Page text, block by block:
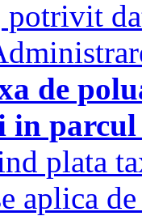
potrivit
de
in
plata
aplica